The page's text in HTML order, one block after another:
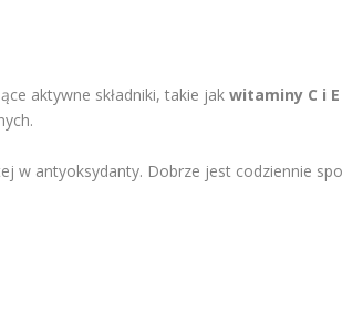
aktywne składniki, takie jakwitaminy C i E
w antyoksydanty. Dobrze jest codziennie